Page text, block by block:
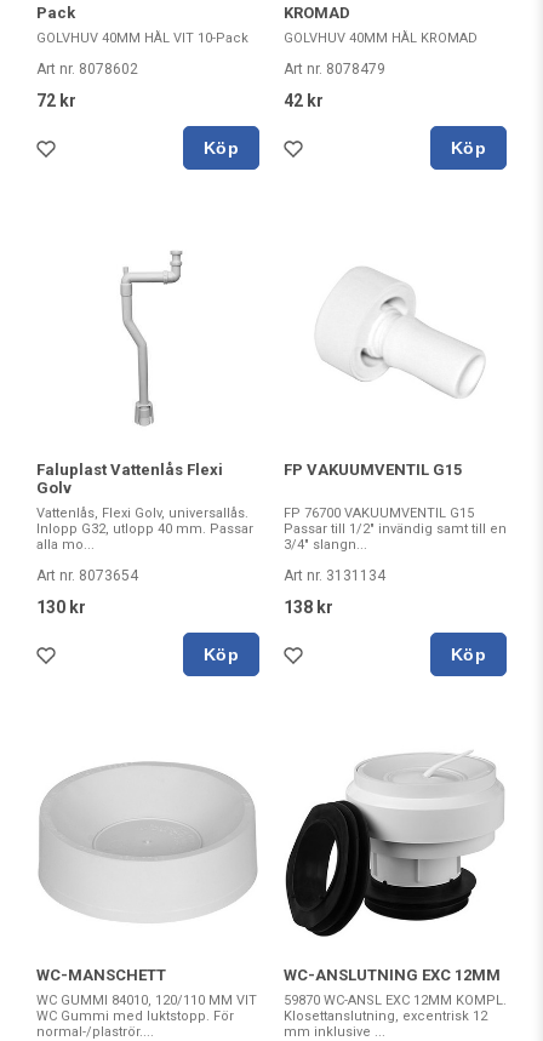
Pack
GOLVHUV 40MM HÅL VIT 10-Pack
Art nr. 8078602
72 kr
Köp
KROMAD
GOLVHUV 40MM HÅL KROMAD
Art nr. 8078479
42 kr
Köp
Faluplast Vattenlås Flexi
Golv
Vattenlås, Flexi Golv, universallås.
Inlopp G32, utlopp 40 mm. Passar
alla mo...
Art nr. 8073654
130 kr
Köp
FP VAKUUMVENTIL G15
FP 76700 VAKUUMVENTIL G15
Passar till 1/2" invändig samt till en
3/4" slangn...
Art nr. 3131134
138 kr
Köp
WC-MANSCHETT
WC GUMMI 84010, 120/110 MM VIT
WC Gummi med luktstopp. För
normal-/plaströr....
WC-ANSLUTNING EXC 12MM
59870 WC-ANSL EXC 12MM KOMPL.
Klosettanslutning, excentrisk 12
mm inklusive ...